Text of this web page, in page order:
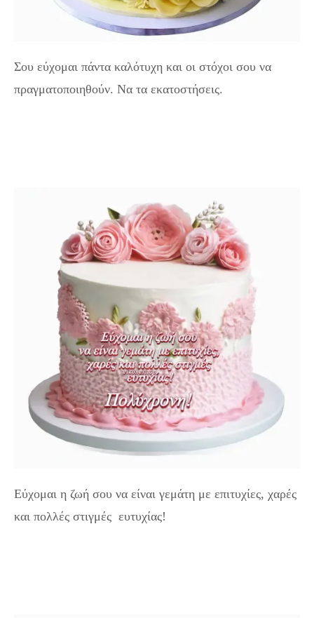
Σου εύχομαι πάντα καλότυχη και οι στόχοι σου να
πραγματοποιηθούν. Να τα εκατοστήσεις.
Εύχομαι η ζωή σου να είναι γεμάτη με επιτυχίες, χαρές
και πολλές στιγμές ευτυχίας!